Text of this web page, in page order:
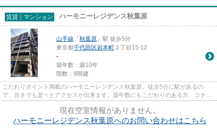
賃貸｜マンション ハーモニーレジデンス秋葉原
山手線 「 秋葉原 」駅 徒歩5分
東京都千代田区岩本町 ２丁目15-12
-
築年数：築10年
階数：9階建
こだわりポイント満載のハーモニーレジデンス秋葉原。徒歩5分に駅があるの
で、歩きでも楽々とアクセスが出来ます。築年数にもこだわりのある方、コチラ
現在空室情報がありません。
ハーモニーレジデンス秋葉原へのお問い合わせはこちら